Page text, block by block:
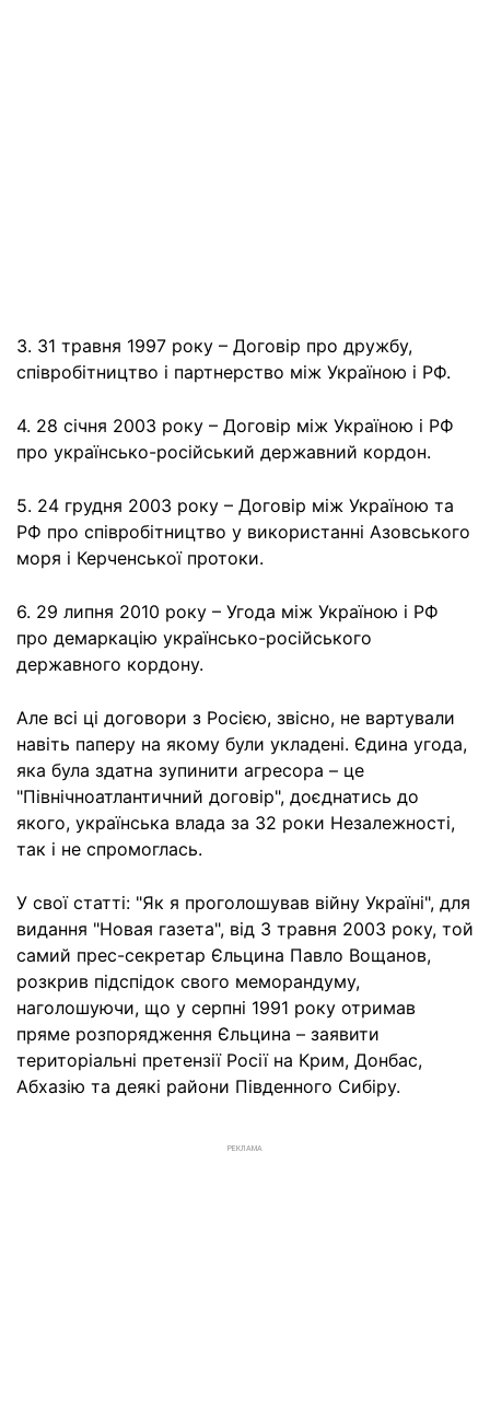
3. 31 травня 1997 року – Договір про дружбу,
співробітництво і партнерство між Україною і РФ.
4. 28 січня 2003 року – Договір між Україною і РФ
про українсько-російський державний кордон.
5. 24 грудня 2003 року – Договір між Україною та
РФ про співробітництво у використанні Азовського
моря і Керченської протоки.
6. 29 липня 2010 року – Угода між Україною і РФ
про демаркацію українсько-російського
державного кордону.
Але всі ці договори з Росією, звісно, не вартували
навіть паперу на якому були укладені. Єдина угода,
яка була здатна зупинити агресора – це
"Північноатлантичний договір", доєднатись до
якого, українська влада за 32 роки Незалежності,
так і не спромоглась.
У свої статті: "Як я проголошував війну Україні", для
видання "Новая газета", від 3 травня 2003 року, той
самий прес-секретар Єльцина Павло Вощанов,
розкрив підспідок свого меморандуму,
наголошуючи, що у серпні 1991 року отримав
пряме розпорядження Єльцина – заявити
територіальні претензії Росії на Крим, Донбас,
Абхазію та деякі райони Південного Сибіру.
РЕКЛАМА